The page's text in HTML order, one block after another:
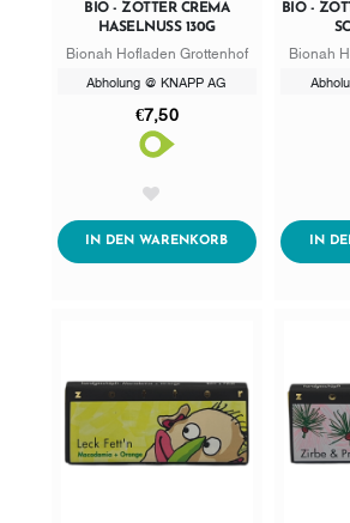
BIO - ZOTTER CREMA
HASELNUSS 130G
Bionah Hofladen Grottenhof
Abholung @ KNAPP AG
€7,50
IN DEN WARENKORBADDTOCART
BIO -
Bionah
IN